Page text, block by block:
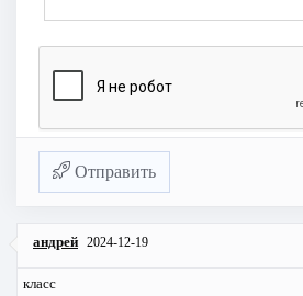
Отправить
андрей 2024-12-19
класс